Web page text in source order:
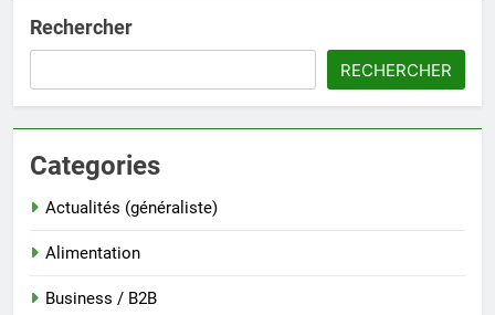
Rechercher
RECHERCHER
Categories
Actualités (généraliste)
Alimentation
Business / B2B